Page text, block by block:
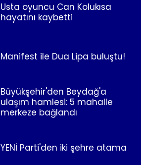
Usta oyuncu Can Kolukısa
hayatını kaybetti
Manifest ile Dua Lipa buluştu!
Büyükşehir'den Beydağ'a
ulaşım hamlesi: 5 mahalle
merkeze bağlandı
YENİ Parti'den iki şehre atama